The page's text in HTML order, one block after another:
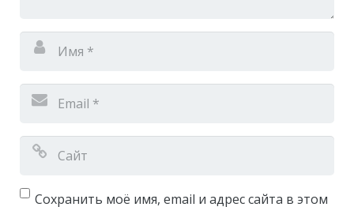
Сохранить моё имя, email и адрес сайта в этом